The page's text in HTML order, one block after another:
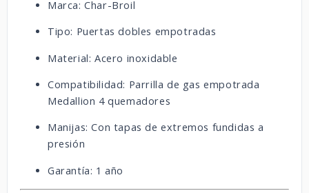
Marca: Char-Broil
Tipo: Puertas dobles empotradas
Material: Acero inoxidable
Compatibilidad: Parrilla de gas empotrada
Medallion 4 quemadores
Manijas: Con tapas de extremos fundidas a
presión
Garantía: 1 año